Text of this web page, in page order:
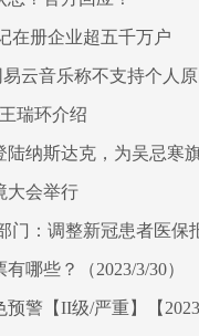
在册企业超五千万户
云音乐称不支持个人
瑞环介绍
纳斯达克，为吴忌寒
大会举行
门：调整新冠患者医保
哪些？（2023/3/30）
警【II级/严重】【2023-